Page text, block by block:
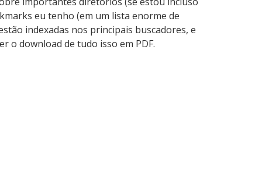
eu tenho (em um lista enorme de
indexadas nos principais buscadores, e
o download de tudo isso em PDF.